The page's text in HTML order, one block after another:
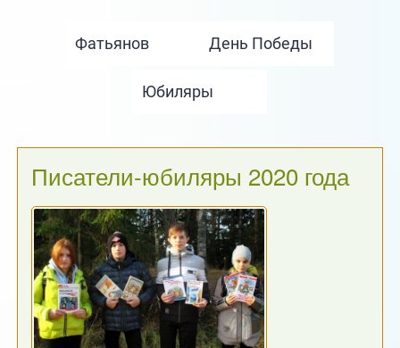
Писатели-юбиляры 2020 года